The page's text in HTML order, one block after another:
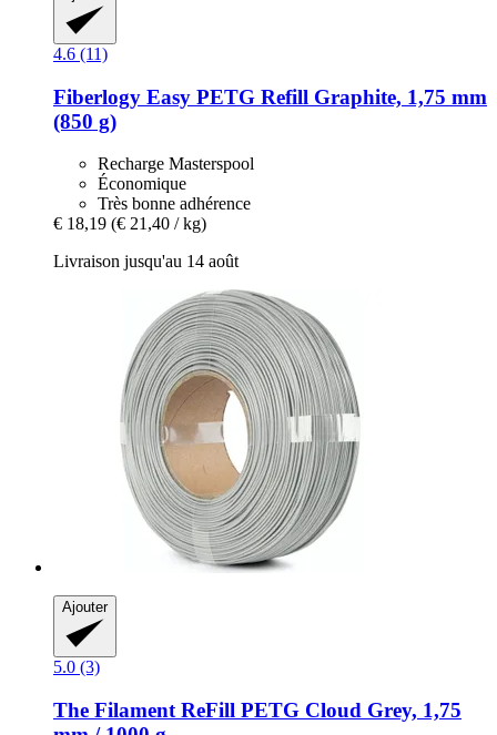
4.6 (11)
Fiberlogy Easy PETG Refill Graphite, 1,75 mm
(850 g)
Recharge Masterspool
Économique
Très bonne adhérence
€ 18,19 (€ 21,40 / kg)
Livraison jusqu'au 14 août
Ajouter
5.0 (3)
The Filament ReFill PETG Cloud Grey, 1,75